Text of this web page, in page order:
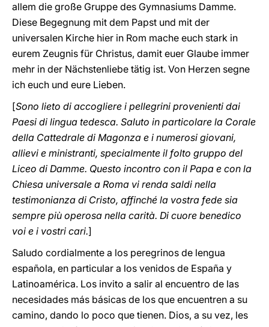
allem die große Gruppe des Gymnasiums Damme.
Diese Begegnung mit dem Papst und mit der
universalen Kirche hier in Rom mache euch stark in
eurem Zeugnis für Christus, damit euer Glaube immer
mehr in der Nächstenliebe tätig ist. Von Herzen segne
ich euch und eure Lieben.
[Sono lieto di accogliere i pellegrini provenienti dai
Paesi di lingua tedesca. Saluto in particolare la Corale
della Cattedrale di Magonza e i numerosi giovani,
allievi e ministranti, specialmente il folto gruppo del
Liceo di Damme. Questo incontro con il Papa e con la
Chiesa universale a Roma vi renda saldi nella
testimonianza di Cristo, affinché la vostra fede sia
sempre più operosa nella carità. Di cuore benedico
voi e i vostri cari.]
Saludo cordialmente a los peregrinos de lengua
española, en particular a los venidos de España y
Latinoamérica. Los invito a salir al encuentro de las
necesidades más básicas de los que encuentren a su
camino, dando lo poco que tienen. Dios, a su vez, les